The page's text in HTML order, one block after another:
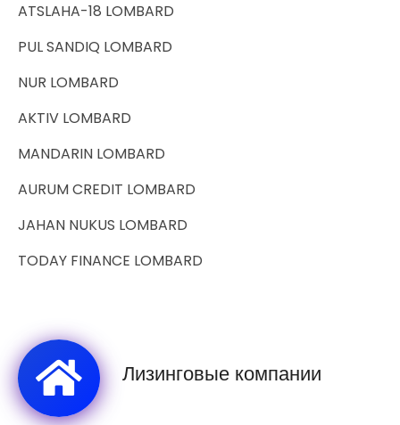
ATSLAHA-18 LOMBARD
PUL SANDIQ LOMBARD
NUR LOMBARD
AKTIV LOMBARD
MANDARIN LOMBARD
AURUM CREDIT LOMBARD
JAHAN NUKUS LOMBARD
TODAY FINANCE LOMBARD
Лизинговые компании